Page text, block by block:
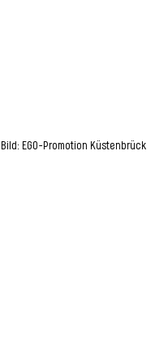
Bild: EGO-Promotion Küstenbrück